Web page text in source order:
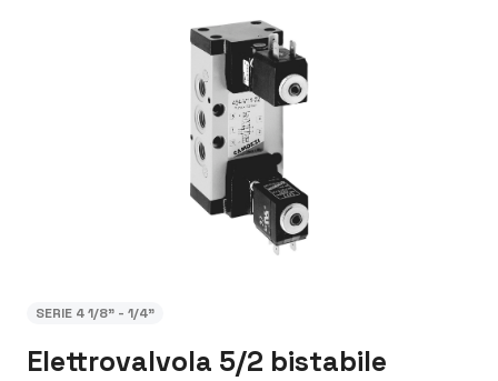
SERIE 4 1/8" - 1/4"
Elettrovalvola 5/2 bistabile